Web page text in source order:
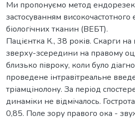
Ми пропонуємо метод
застосуванням
біологічних тканин (ВЕБТ).
Пацієнтка К., 38 років. Скарги
зверху-зсередини на правому
близько півроку, коли було
проведене інтравітреальне
тріамцінолону. За період
динаміки не відмічалось.
0,85. Поле зору правого ока -